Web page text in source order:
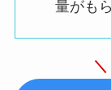
量がも